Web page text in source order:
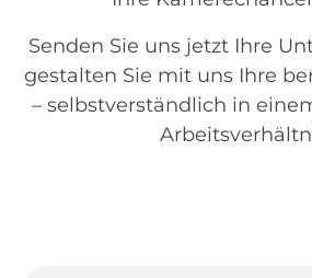
Senden Sie uns jetzt Ihre
gestalten Sie mit uns Ihre
– selbstverständlich in